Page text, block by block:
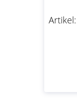
Artikel: